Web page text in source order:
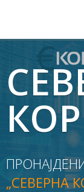
ЖИВОТ
„СЕВЕРНА